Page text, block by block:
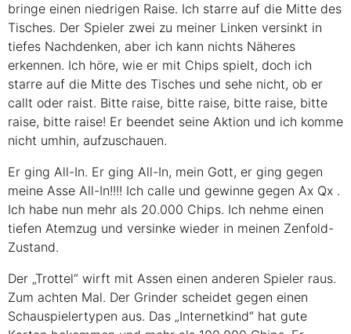
bringe einen niedrigen Raise. Ich starre auf die Mitte des
Tisches. Der Spieler zwei zu meiner Linken versinkt in
tiefes Nachdenken, aber ich kann nichts Näheres
erkennen. Ich höre, wie er mit Chips spielt, doch ich
starre auf die Mitte des Tisches und sehe nicht, ob er
callt oder raist. Bitte raise, bitte raise, bitte raise, bitte
raise, bitte raise! Er beendet seine Aktion und ich komme
nicht umhin, aufzuschauen.
Er ging All-In. Er ging All-In, mein Gott, er ging gegen
meine Asse All-In!!!! Ich calle und gewinne gegen Ax Qx .
Ich habe nun mehr als 20.000 Chips. Ich nehme einen
tiefen Atemzug und versinke wieder in meinen Zenfold-
Zustand.
Der „Trottel“ wirft mit Assen einen anderen Spieler raus.
Zum achten Mal. Der Grinder scheidet gegen einen
Schauspielertypen aus. Das „Internetkind“ hat gute